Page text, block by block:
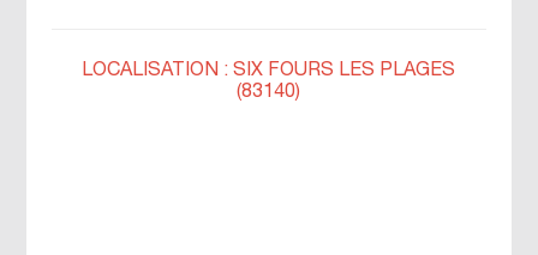
LOCALISATION : SIX FOURS LES PLAGES
(83140)